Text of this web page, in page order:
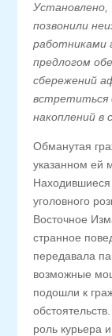
позвонили
работниками
предлогом
сбережений
встретиться
накоплений в
Обманутая
указанном ей
Находившиеся
уголовного
Восточное
странное
передавала
возможные
подошли к
роль курьера